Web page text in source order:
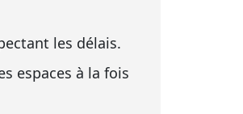
les délais.
espaces à la fois